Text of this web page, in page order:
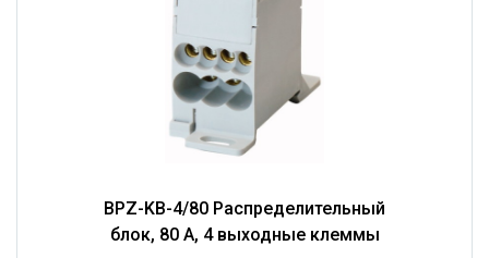
BPZ-KB-4/80 Распределительный
блок, 80 А, 4 выходные клеммы